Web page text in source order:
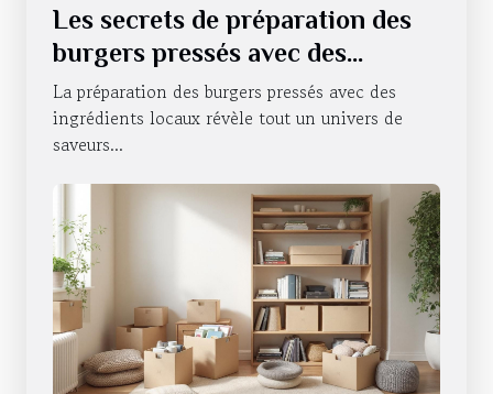
Les secrets de préparation des
burgers pressés avec des
ingrédients locaux
La préparation des burgers pressés avec des
ingrédients locaux révèle tout un univers de
saveurs...